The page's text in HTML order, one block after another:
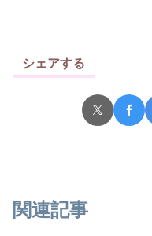
シェアする
関連記事